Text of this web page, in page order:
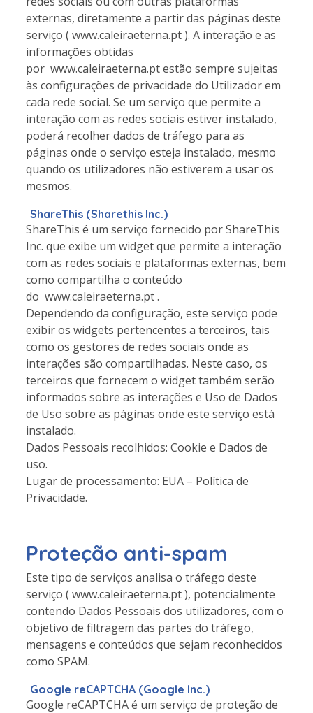
externas, diretamente a partir das páginas deste
serviço ( www.caleiraeterna.pt ). A interação e as
informações obtidas
por www.caleiraeterna.pt estão sempre sujeitas
às configurações de privacidade do Utilizador em
cada rede social. Se um serviço que permite a
interação com as redes sociais estiver instalado,
poderá recolher dados de tráfego para as
páginas onde o serviço esteja instalado, mesmo
quando os utilizadores não estiverem a usar os
mesmos.
ShareThis (Sharethis Inc.)
ShareThis é um serviço fornecido por ShareThis
Inc. que exibe um widget que permite a interação
com as redes sociais e plataformas externas, bem
como compartilha o conteúdo
do www.caleiraeterna.pt .
Dependendo da configuração, este serviço pode
exibir os widgets pertencentes a terceiros, tais
como os gestores de redes sociais onde as
interações são compartilhadas. Neste caso, os
terceiros que fornecem o widget também serão
informados sobre as interações e Uso de Dados
de Uso sobre as páginas onde este serviço está
instalado.
Dados Pessoais recolhidos: Cookie e Dados de
uso.
Lugar de processamento: EUA – Política de
Privacidade.
Proteção anti-spam
Este tipo de serviços analisa o tráfego deste
serviço ( www.caleiraeterna.pt ), potencialmente
contendo Dados Pessoais dos utilizadores, com o
objetivo de filtragem das partes do tráfego,
mensagens e conteúdos que sejam reconhecidos
como SPAM.
Google reCAPTCHA (Google Inc.)
Google reCAPTCHA é um serviço de proteção de